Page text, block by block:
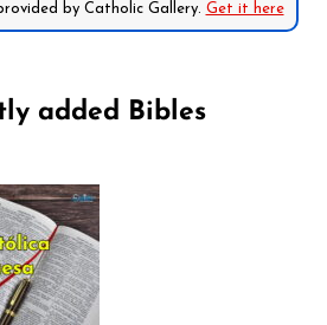
by Catholic Gallery. Get it here
added Bibles